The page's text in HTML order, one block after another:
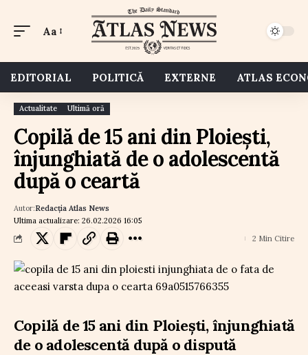
Aa
EDITORIAL POLITICĂ EXTERNE ATLAS
Actualitate Ultimă oră
Copilă de 15 ani din Ploiești,
înjunghiată de o adolescentă
după o ceartă
Ultima actualizare: 26.02.2026 16:05
Autor:Redacția Atlas News
2 Min Citire
Copilă de 15 ani din Ploiești, înjunghiată
de o adolescentă după o dispută